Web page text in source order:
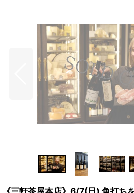
《三軒茶屋本店》6/7(日) 角打ち